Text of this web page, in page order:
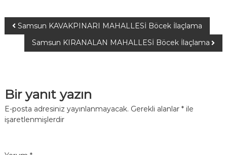
Samsun KAVAKPINARI MAHALLESİ Böcek İlaçlama
Samsun KIRANALAN MAHALLESİ Böcek İlaçlama
Bir yanıt yazın
E-posta adresiniz yayınlanmayacak. Gerekli alanlar *ile
işaretlenmişlerdir